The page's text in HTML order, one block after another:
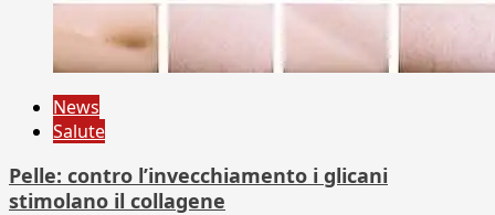
News
Salute
Pelle: contro l’invecchiamento i glicani
stimolano il collagene